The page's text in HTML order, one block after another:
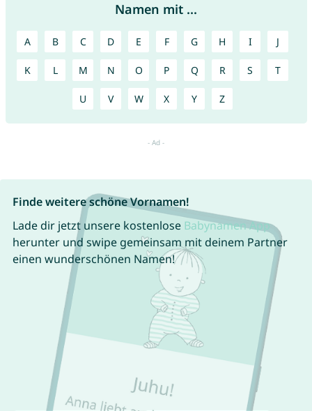
Namen mit ...
A B C D E F G H I J
K L M N O P Q R S T
U V W X Y Z
Finde weitere schöne Vornamen!
Lade dir jetzt unsere kostenlose Babynamen App
herunter und swipe gemeinsam mit deinem Partner
einen wunderschönen Namen!